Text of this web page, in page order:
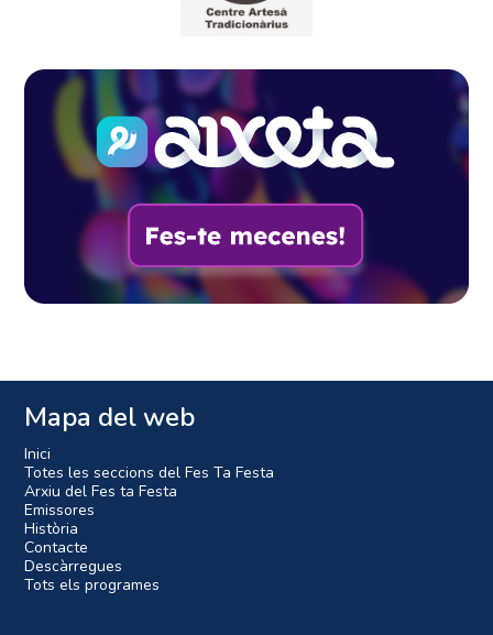
Mapa del web
Inici
Totes les seccions del Fes Ta Festa
Arxiu del Fes ta Festa
Emissores
Història
Contacte
Descàrregues
Tots els programes